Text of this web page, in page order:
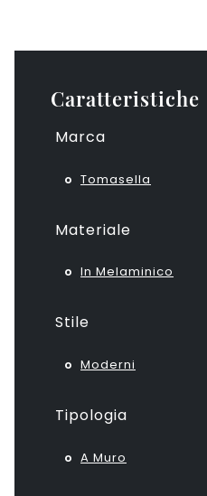
Caratteristiche
Marca
Tomasella
Materiale
In Melaminico
Stile
Moderni
Tipologia
A Muro